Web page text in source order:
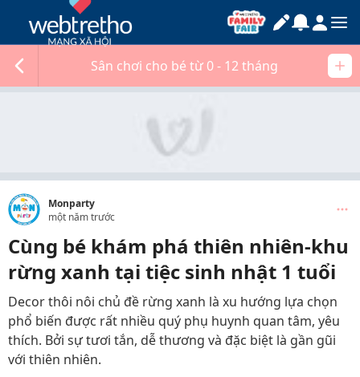
Sân chơi cho bé từ 0 - 12 tháng
Monparty
một năm trước
Cùng bé khám phá thiên nhiên-khu
rừng xanh tại tiệc sinh nhật 1 tuổi
Decor thôi nôi chủ đề rừng xanh là xu hướng lựa chọn
phổ biến được rất nhiều quý phụ huynh quan tâm, yêu
thích. Bởi sự tươi tắn, dễ thương và đặc biệt là gần gũi
với thiên nhiên.